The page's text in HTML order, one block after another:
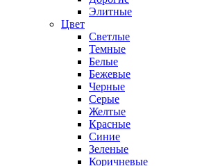
Элитные
Цвет
Светлые
Темные
Белые
Бежевые
Черные
Серые
Желтые
Красные
Синие
Зеленые
Коричневые